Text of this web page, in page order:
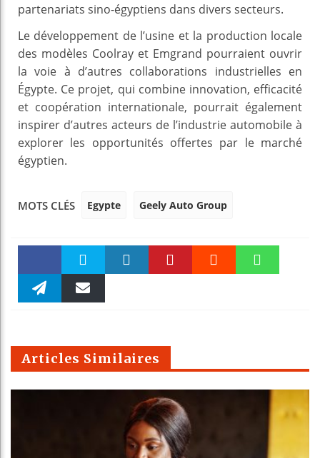
partenariats sino-égyptiens dans divers secteurs.
Le développement de l’usine et la production locale
des modèles Coolray et Emgrand pourraient ouvrir
la voie à d’autres collaborations industrielles en
Égypte. Ce projet, qui combine innovation, efficacité
et coopération internationale, pourrait également
inspirer d’autres acteurs de l’industrie automobile à
explorer les opportunités offertes par le marché
égyptien.
MOTS CLÉS Egypte Geely Auto Group
Faceboo Twitter
m
Articles Similaires